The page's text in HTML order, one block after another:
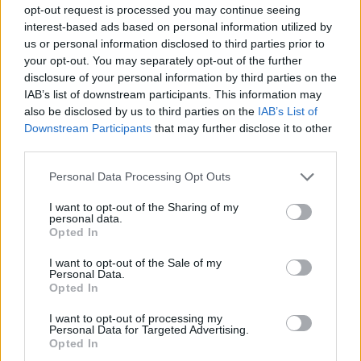
opt-out request is processed you may continue seeing
interest-based ads based on personal information utilized by
us or personal information disclosed to third parties prior to
your opt-out. You may separately opt-out of the further
disclosure of your personal information by third parties on the
IAB’s list of downstream participants. This information may
also be disclosed by us to third parties on the IAB’s List of
Downstream Participants that may further disclose it to other
Personal Data Processing Opt Outs
I want to opt-out of the Sharing of my
personal data.
Opted In
I want to opt-out of the Sale of my
Personal Data.
Opted In
I want to opt-out of processing my
Personal Data for Targeted Advertising.
Opted In
Deseu el meu nom, el correu electrònic i el lloc web en
aquest navegador per a la propera vegada que comenti.
Captcha5 * 1 = ?
characters
CAPTCHA
ÚLTIMES NOTÍCIES
La Cursa de l’Aldea segona d’etiqueta d’or
de la Running Sèries Terres de l’Ebre